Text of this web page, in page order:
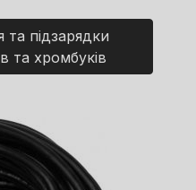
та підзарядки
та хромбуків